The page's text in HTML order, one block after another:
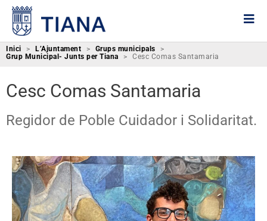
Inici > L’Ajuntament > Grups municipals
>
Grup Municipal- Junts per Tiana
> Cesc Comas Santamaria
Cesc Comas Santamaria
Regidor de Poble Cuidador i Solidaritat.